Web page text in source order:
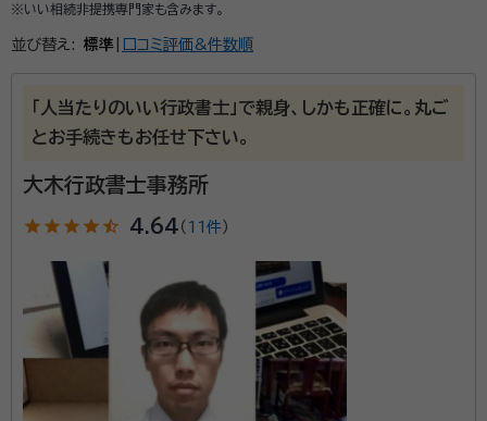
※いい相続非提携専門家も含みます。
並び替え: 標準 口コミ評価&件数順
「人当たりのいい行政書士」で親身、しかも正確に。丸ご
とお手続きもお任せ下さい。
大木行政書士事務所
star star star star star_half 4.64 （ 11件 ）